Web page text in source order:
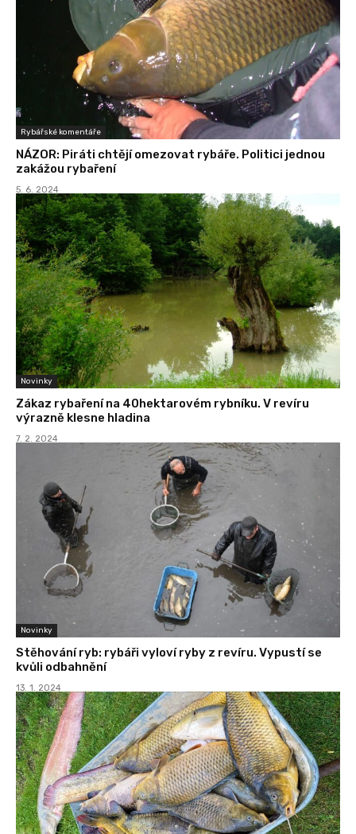
Rybářské komentáře
NÁZOR: Piráti chtějí omezovat rybáře. Politici jednou
zakážou rybaření
5. 6. 2024
Novinky
Zákaz rybaření na 40hektarovém rybníku. V revíru
výrazně klesne hladina
7. 2. 2024
Novinky
Stěhování ryb: rybáři vyloví ryby z revíru. Vypustí se
kvůli odbahnění
13. 1. 2024